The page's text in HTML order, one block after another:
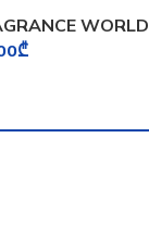
WORLD
₾